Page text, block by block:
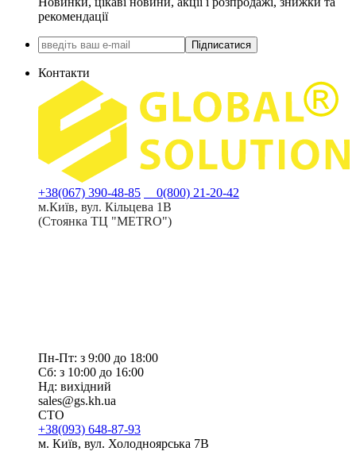
рекомендації
Підписатися
Контакти
+38(067) 390-48-85
0(800) 21-20-42
м.Київ, вул. Кільцева 1В
(Стоянка ТЦ "METRO")
Пн-Пт: з 9:00 до 18:00
Сб: з 10:00 до 16:00
Нд: вихідний
sales@gs.kh.ua
СТО
+38(093) 648-87-93
м. Київ, вул. Холодноярська 7В